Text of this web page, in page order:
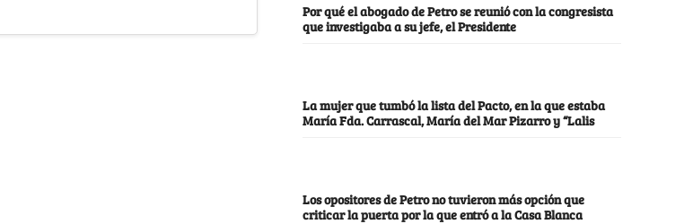
Por qué el abogado de Petro se reunió con la congresista
que investigaba a su jefe, el Presidente
La mujer que tumbó la lista del Pacto, en la que estaba
María Fda. Carrascal, María del Mar Pizarro y “Lalis
Los opositores de Petro no tuvieron más opción que
criticar la puerta por la que entró a la Casa Blanca